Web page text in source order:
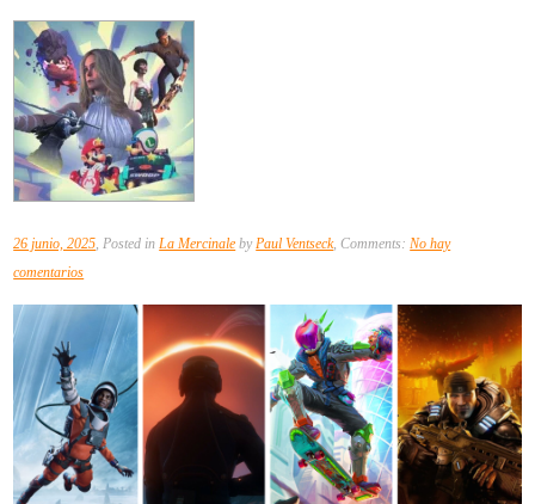
26 junio, 2025 , Posted in La Mercinale by Paul Ventseck, Comments: No hay
comentariosen